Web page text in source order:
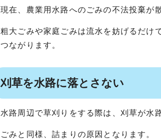
現在、農業用水路へのごみの不法投棄が
粗大ごみや家庭ごみは流水を妨げるだけ
つながります。
刈草を水路に落とさない
水路周辺で草刈りをする際は、刈草が水
ごみと同様、詰まりの原因となります。